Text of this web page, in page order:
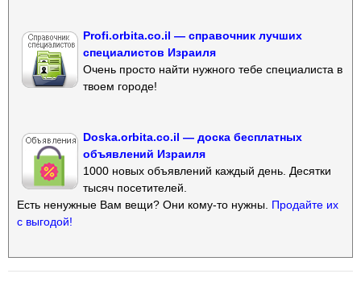
Profi.orbita.co.il — справочник лучших
специалистов Израиля
Очень просто найти нужного тебе специалиста в
твоем городе!
Doska.orbita.co.il — доска бесплатных
объявлений Израиля
1000 новых объявлений каждый день. Десятки
тысяч посетителей.
Есть ненужные Вам вещи? Они кому-то нужны. Продайте их
с выгодой!